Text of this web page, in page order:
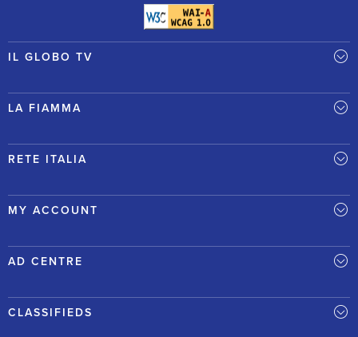
IL GLOBO TV
LA FIAMMA
RETE ITALIA
MY ACCOUNT
AD CENTRE
CLASSIFIEDS